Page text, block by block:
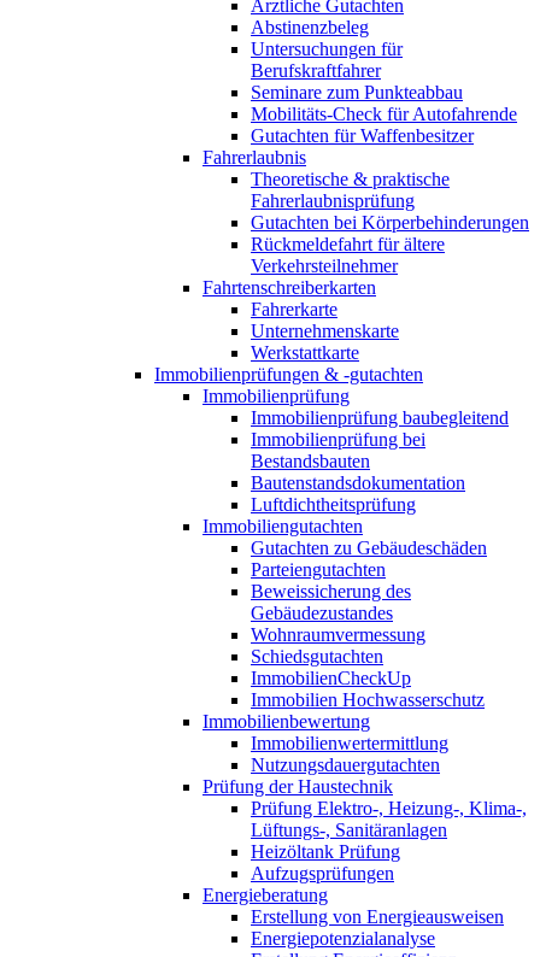
Ärztliche Gutachten
Abstinenzbeleg
Untersuchungen für
Berufskraftfahrer
Seminare zum Punkteabbau
Mobilitäts-Check für Autofahrende
Gutachten für Waffenbesitzer
Fahrerlaubnis
Theoretische & praktische
Fahrerlaubnisprüfung
Gutachten bei Körperbehinderungen
Rückmeldefahrt für ältere
Verkehrsteilnehmer
Fahrtenschreiberkarten
Fahrerkarte
Unternehmenskarte
Werkstattkarte
Immobilienprüfungen & -gutachten
Immobilienprüfung
Immobilienprüfung baubegleitend
Immobilienprüfung bei
Bestandsbauten
Bautenstandsdokumentation
Luftdichtheitsprüfung
Immobiliengutachten
Gutachten zu Gebäudeschäden
Parteiengutachten
Beweissicherung des
Gebäudezustandes
Wohnraumvermessung
Schiedsgutachten
ImmobilienCheckUp
Immobilien Hochwasserschutz
Immobilienbewertung
Immobilienwertermittlung
Nutzungsdauergutachten
Prüfung der Haustechnik
Prüfung Elektro-, Heizung-, Klima-,
Lüftungs-, Sanitäranlagen
Heizöltank Prüfung
Aufzugsprüfungen
Energieberatung
Erstellung von Energieausweisen
Energiepotenzialanalyse